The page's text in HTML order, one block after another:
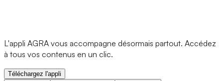
L'appli AGRA vous accompagne désormais partout. Accédez
à tous vos contenus en un clic.
Téléchargez l'appli